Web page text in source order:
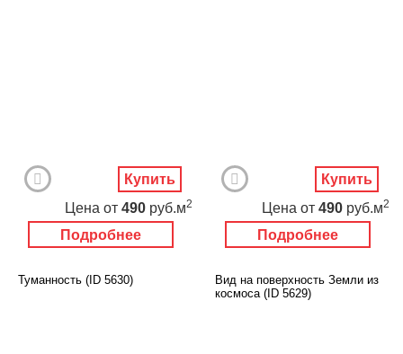
Подробнее
Цена от 490 руб.м2
Купить
Подробнее
Цена от 490 руб.м2
Купить
Туманность (ID 5630)
Вид на поверхность Земли из
космоса (ID 5629)